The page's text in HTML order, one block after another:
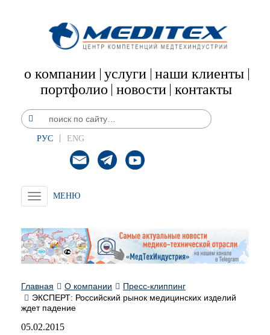
о компании услуги наши клиенты
портфолио новости контакты
РУС ENG
Toggle
navigation
Главная О компании
Пресс-клиппинг
ЭКСПЕРТ: Российский рынок медицинских изделий
ждет падение
05.02.2015